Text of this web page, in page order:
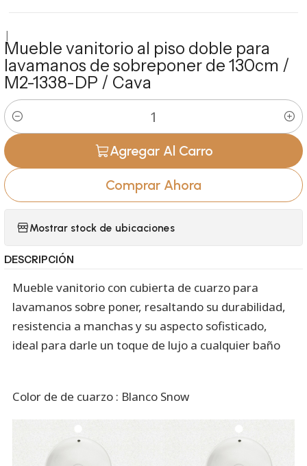
|
Mueble vanitorio al piso doble para
lavamanos de sobreponer de 130cm /
M2-1338-DP / Cava
Cantidad
Agregar Al Carro
Comprar Ahora
Mostrar stock de ubicaciones
DESCRIPCIÓN
Mueble vanitorio con cubierta de cuarzo para
lavamanos sobre poner, resaltando su durabilidad,
resistencia a manchas y su aspecto sofisticado,
ideal para darle un toque de lujo a cualquier baño
Color de de cuarzo : Blanco Snow